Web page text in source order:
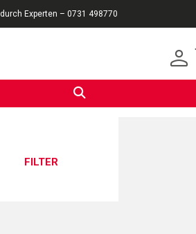
durch Experten – 0731 498770
FILTER